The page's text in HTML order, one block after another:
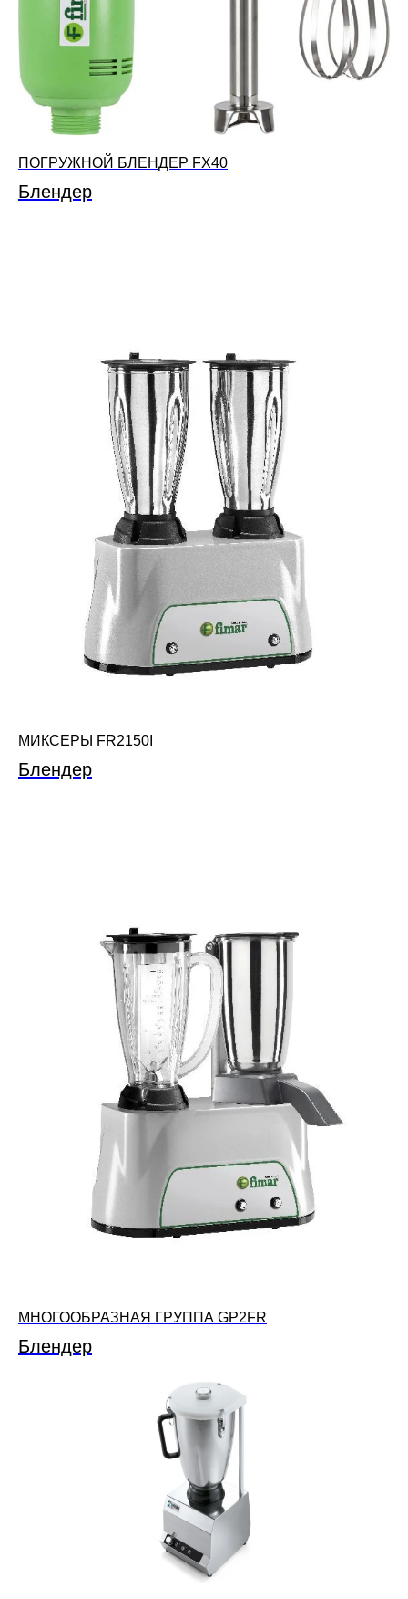
ПОГРУЖНОЙ БЛЕНДЕР FX40
Блендер
МИКСЕРЫ FR2150I
Блендер
МНОГООБРАЗНАЯ ГРУППА GP2FR
Блендер